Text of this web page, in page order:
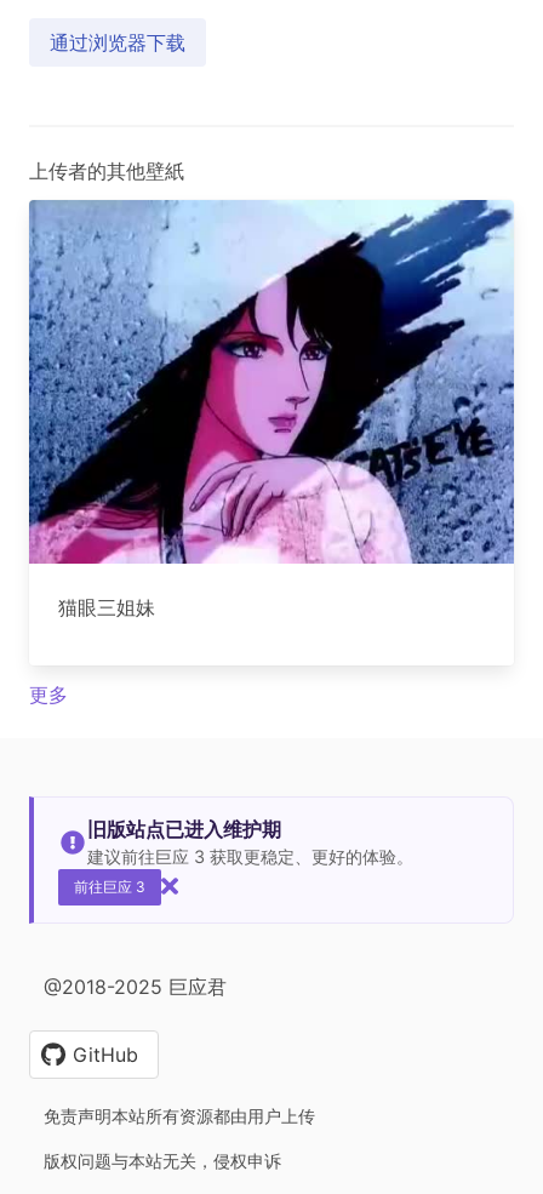
通过浏览器下载
上传者的其他壁紙
猫眼三姐妹
更多
旧版站点已进入维护期
建议前往巨应 3 获取更稳定、更好的体验。
前往巨应 3
@2018-2025 巨应君
GitHub
免责声明本站所有资源都由用户上传
版权问题与本站无关，侵权申诉